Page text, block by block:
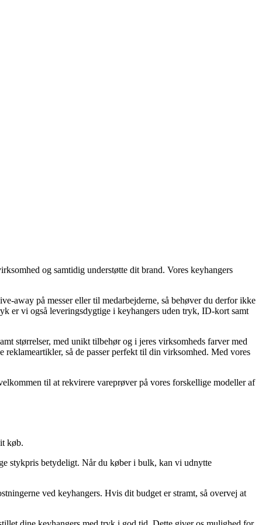
og samtidig understøtte dit brand. Vores keyhangers
away på messer eller til medarbejderne, så behøver du derfor ikke
er vi også leveringsdygtige i keyhangers uden tryk, ID-kort samt
størrelser, med unikt tilbehør og i jeres virksomheds farver med
så de passer perfekt til din virksomhed. Med vores
til at rekvirere vareprøver på vores forskellige modeller af
køb.
stykpris betydeligt. Når du køber i bulk, kan vi udnytte
ved keyhangers. Hvis dit budget er stramt, så overvej at